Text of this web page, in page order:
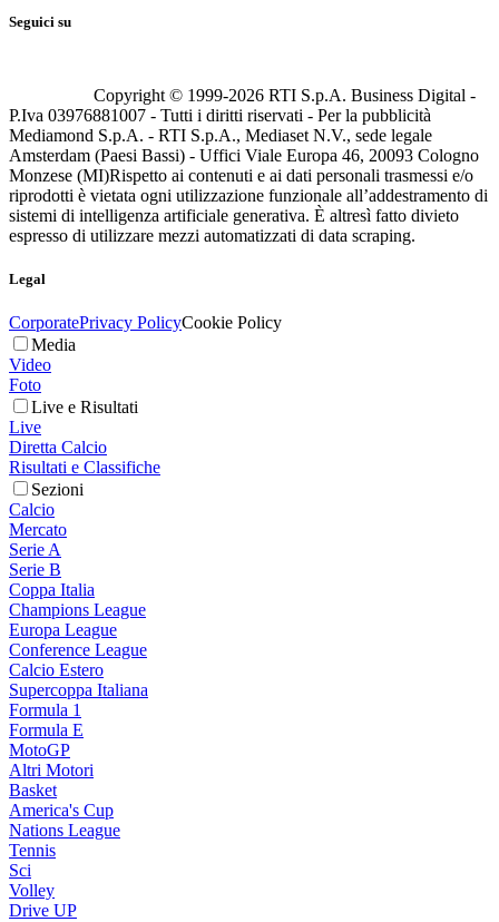
Seguici su
Copyright © 1999-2026 RTI S.p.A. Business Digital -
P.Iva 03976881007 - Tutti i diritti riservati - Per la pubblicità
Mediamond S.p.A. - RTI S.p.A., Mediaset N.V., sede legale
Amsterdam (Paesi Bassi) - Uffici Viale Europa 46, 20093 Cologno
Monzese (MI)Rispetto ai contenuti e ai dati personali trasmessi e/o
riprodotti è vietata ogni utilizzazione funzionale all’addestramento di
sistemi di intelligenza artificiale generativa. È altresì fatto divieto
espresso di utilizzare mezzi automatizzati di data scraping.
Legal
CorporatePrivacy PolicyCookie Policy
Media
Video
Foto
Live e Risultati
Live
Diretta Calcio
Risultati e Classifiche
Sezioni
Calcio
Mercato
Serie A
Serie B
Coppa Italia
Champions League
Europa League
Conference League
Calcio Estero
Supercoppa Italiana
Formula 1
Formula E
MotoGP
Altri Motori
Basket
America's Cup
Nations League
Tennis
Sci
Volley
Drive UP